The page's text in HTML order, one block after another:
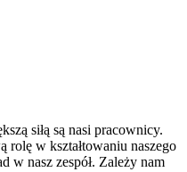
siłą są nasi pracownicy.
w kształtowaniu naszego
w nasz zespół. Zależy nam